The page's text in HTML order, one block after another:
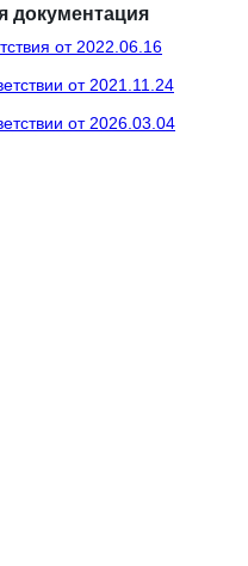
документация
от 2022.06.16
от 2021.11.24
от 2026.03.04